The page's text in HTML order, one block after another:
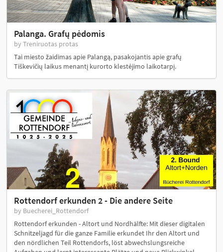
Palanga. Grafų pėdomis
by Treniruotas protas
Tai miesto žaidimas apie Palangą, pasakojantis apie grafų
Tiškevičių laikus menantį kurorto klestėjimo laikotarpį.
Rottendorf erkunden 2 - Die andere Seite
by Buecherei_Rottendorf
Rottendorf erkunden - Altort und Nordhälfte: Mit dieser digitalen
Schnitzeljagd für die ganze Familie erkundet Ihr den Altort und
den nördlichen Teil Rottendorfs, löst abwechslungsreiche